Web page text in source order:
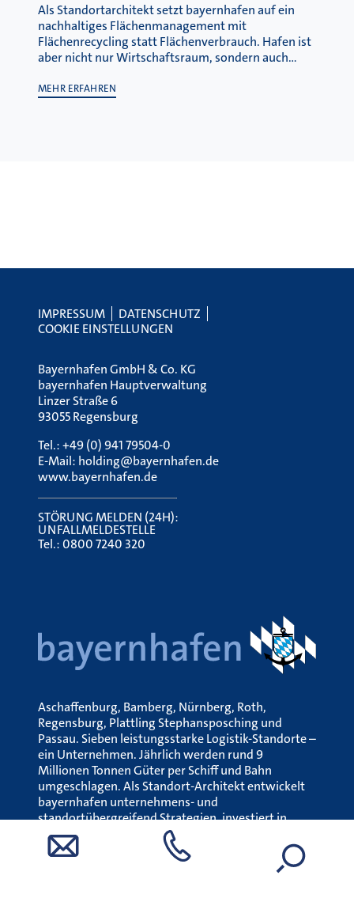
Als Standortarchitekt setzt bayernhafen auf ein
nachhaltiges Flächenmanagement mit
Flächenrecycling statt Flächenverbrauch. Hafen ist
aber nicht nur Wirtschaftsraum, sondern auch…
MEHR ERFAHREN
IMPRESSUM
DATENSCHUTZ
COOKIE EINSTELLUNGEN
Bayernhafen GmbH & Co. KG
bayernhafen Hauptverwaltung
Linzer Straße 6
93055 Regensburg
Tel.:+49 (0) 941 79504-0
E-Mail: holding@bayernhafen.de
www.bayernhafen.de
STÖRUNG MELDEN (24H):
UNFALLMELDESTELLE
Tel.:0800 7240 320
Aschaffenburg, Bamberg, Nürnberg, Roth,
Regensburg, Plattling Stephansposching und
Passau. Sieben leistungsstarke Logistik-Standorte –
ein Unternehmen. Jährlich werden rund 9
Millionen Tonnen Güter per Schiff und Bahn
umgeschlagen. Als Standort-Architekt entwickelt
bayernhafen unternehmens- und
standortübergreifend Strategien, investiert in
Infrastruktur und erschließt in Zusammenarbeit
mit den Hafenansiedlern neue
Wertschöpfungspotenziale.